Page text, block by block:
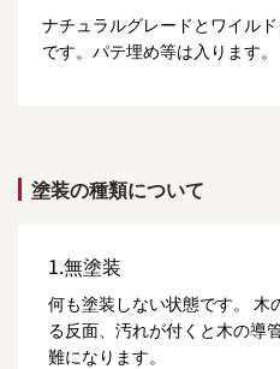
ナチュラルグレードとワイル
です。パテ埋め等は入ります。
塗装の種類について
1.無塗装
何も塗装しない状態です。 木
る反面、汚れが付くと木の導
難になります。